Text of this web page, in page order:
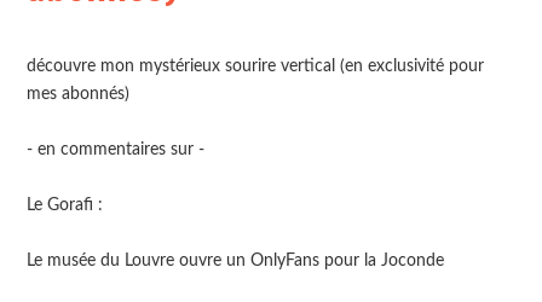
découvre mon mystérieux sourire vertical (en exclusivité pour
mes abonnés)
- en commentaires sur -
Le Gorafi :
Le musée du Louvre ouvre un OnlyFans pour la Joconde